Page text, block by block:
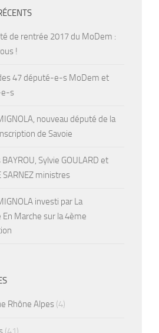
de rentrée 2017 du MoDem :
!
47 député-e-s MoDem et
e-s
nouveau député de la
de Savoie
Sylvie GOULARD et
SARNEZ ministres
investi par La
En Marche sur la 4ème
Rhône Alpes (4)